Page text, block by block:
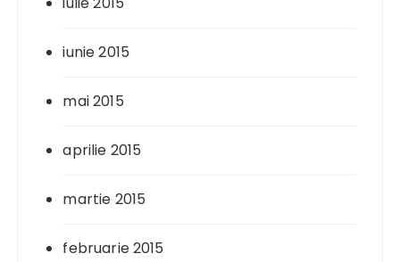
iunie 2015
mai 2015
aprilie 2015
martie 2015
februarie 2015